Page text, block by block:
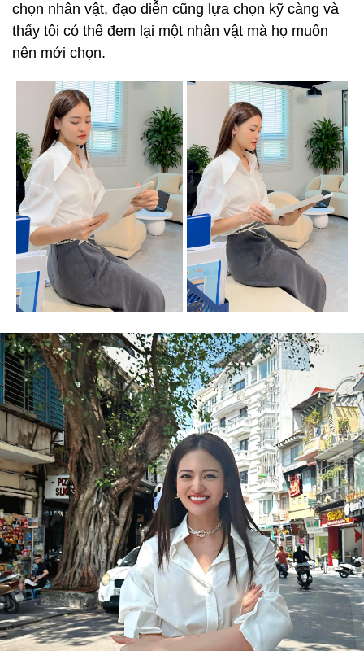
chọn nhân vật, đạo diễn cũng lựa chọn kỹ càng và
thấy tôi có thể đem lại một nhân vật mà họ muốn
nên mới chọn.